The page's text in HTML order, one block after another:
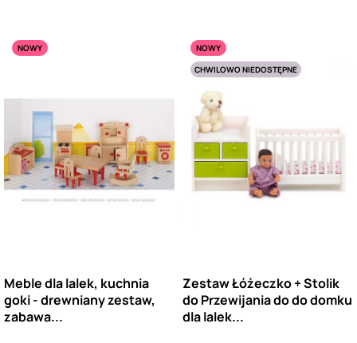
NOWY
Meble dla lalek, kuchnia
goki - drewniany zestaw,
zabawa...
NOWY
CHWILOWO NIEDOSTĘPNE
Zestaw Łóżeczko + Stolik
do Przewijania do do domku
dla lalek...